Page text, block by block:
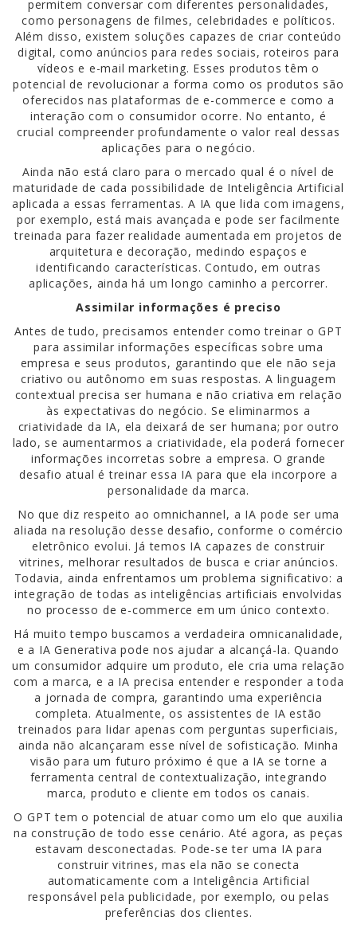
permitem conversar com diferentes personalidades,
como personagens de filmes, celebridades e políticos.
Além disso, existem soluções capazes de criar conteúdo
digital, como anúncios para redes sociais, roteiros para
vídeos e e-mail marketing. Esses produtos têm o
potencial de revolucionar a forma como os produtos são
oferecidos nas plataformas de e-commerce e como a
interação com o consumidor ocorre. No entanto, é
crucial compreender profundamente o valor real dessas
aplicações para o negócio.
Ainda não está claro para o mercado qual é o nível de
maturidade de cada possibilidade de Inteligência Artificial
aplicada a essas ferramentas. A IA que lida com imagens,
por exemplo, está mais avançada e pode ser facilmente
treinada para fazer realidade aumentada em projetos de
arquitetura e decoração, medindo espaços e
identificando características. Contudo, em outras
aplicações, ainda há um longo caminho a percorrer.
Assimilar informações é preciso
Antes de tudo, precisamos entender como treinar o GPT
para assimilar informações específicas sobre uma
empresa e seus produtos, garantindo que ele não seja
criativo ou autônomo em suas respostas. A linguagem
contextual precisa ser humana e não criativa em relação
às expectativas do negócio. Se eliminarmos a
criatividade da IA, ela deixará de ser humana; por outro
lado, se aumentarmos a criatividade, ela poderá fornecer
informações incorretas sobre a empresa. O grande
desafio atual é treinar essa IA para que ela incorpore a
personalidade da marca.
No que diz respeito ao omnichannel, a IA pode ser uma
aliada na resolução desse desafio, conforme o comércio
eletrônico evolui. Já temos IA capazes de construir
vitrines, melhorar resultados de busca e criar anúncios.
Todavia, ainda enfrentamos um problema significativo: a
integração de todas as inteligências artificiais envolvidas
no processo de e-commerce em um único contexto.
Há muito tempo buscamos a verdadeira omnicanalidade,
e a IA Generativa pode nos ajudar a alcançá-la. Quando
um consumidor adquire um produto, ele cria uma relação
com a marca, e a IA precisa entender e responder a toda
a jornada de compra, garantindo uma experiência
completa. Atualmente, os assistentes de IA estão
treinados para lidar apenas com perguntas superficiais,
ainda não alcançaram esse nível de sofisticação. Minha
visão para um futuro próximo é que a IA se torne a
ferramenta central de contextualização, integrando
marca, produto e cliente em todos os canais.
O GPT tem o potencial de atuar como um elo que auxilia
na construção de todo esse cenário. Até agora, as peças
estavam desconectadas. Pode-se ter uma IA para
construir vitrines, mas ela não se conecta
automaticamente com a Inteligência Artificial
responsável pela publicidade, por exemplo, ou pelas
preferências dos clientes.